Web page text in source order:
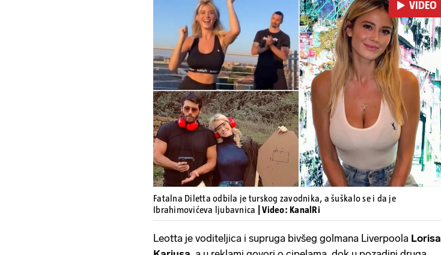
Pokretanje videa...
VIDEO
Fatalna Diletta odbila je turskog zavodnika, a šuškalo se i da je
Ibrahimovićeva ljubavnica
| Video: KanalRi
Leotta je voditeljica i supruga bivšeg golmana Liverpoola Lorisa